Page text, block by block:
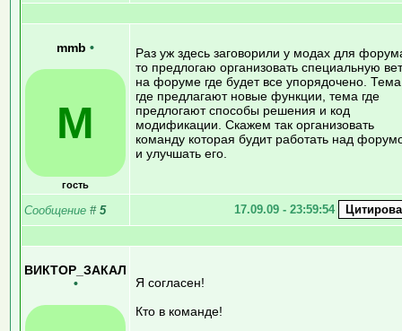
mmb •
M
гость
Раз уж здесь заговорили у модах для
то предлогаю организовать специальную
на форуме где будет все упорядочено. Тема
где предлагают новые функции, тема где
предлогают способы решения и код
модификации. Скажем так организовать
команду которая будит работать над
и улучшать его.
Сообщение # 5 17.09.09 - 23:59:54
ВИКТОР_ЗАКАЛ
•
Я согласен!
Кто в команде!